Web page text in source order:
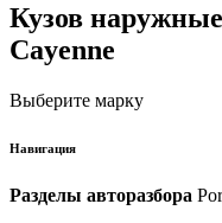
Кузов
Cayenne
Выберите марку
Навигация
Разделы авторазбора